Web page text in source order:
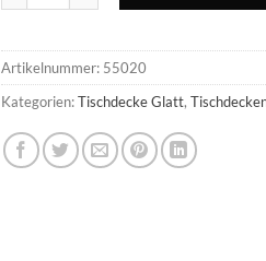
Artikelnummer: 55020
Kategorien:Tischdecke Glatt,